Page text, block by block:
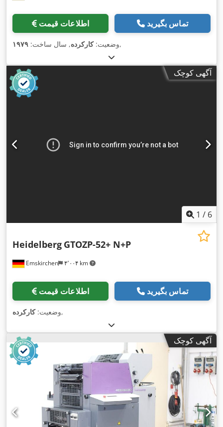
اطلاعات قیمت تماس بگیرید
وضعیت:کارکرده, سال ساخت: ۱۹۷۹ ,
آگهی کوچک
1 / 6
Emskirchen ۴٬۰۰۴ km
Heidelberg GTOZP-52+ N+P
اطلاعات قیمت تماس بگیرید
وضعیت:کارکرده ,
آگهی کوچک